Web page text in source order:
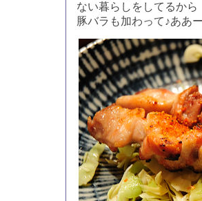
ない暮らしをしてるか
豚バラも加わって♪ああ